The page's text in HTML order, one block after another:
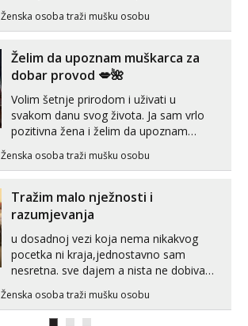
Pusenje i gutanje sperme Erotsko rublje
tijelu Iskljucivo neradim analni !!! I
neljubim se Wha...
Ženska osoba traži mušku osobu
Želim da upoznam muškarca za
dobar provod 💋🌺
Volim šetnje prirodom i uživati u
svakom danu svog života. Ja sam vrlo
pozitivna žena i želim da upoznam
može i nešto više.💋🌺 Klikni na link
Ženska osoba traži mušku osobu
Tražim malo nježnosti i
razumjevanja
u dosadnoj vezi koja nema nikakvog
pocetka ni kraja,jednostavno sam
nesretna. sve dajem a nista ne dobivam
zadovoljiti moje potrebe,ne trazim puno
samo malo njeznosti i razumjevanja.
Ženska osoba traži mušku osobu